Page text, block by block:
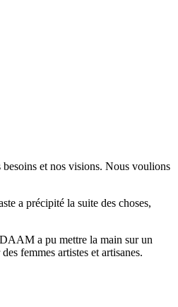
besoins et nos visions. Nous voulions
a précipité la suite des choses,
a pu mettre la main sur un
femmes artistes et artisanes.